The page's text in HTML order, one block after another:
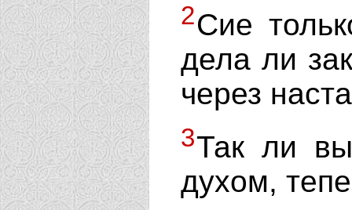
2Сие
дела ли
через
3Так ли
духом,